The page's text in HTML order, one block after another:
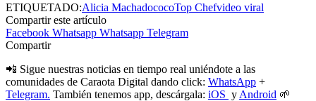
ETIQUETADO:Alicia MachadococoTop Chefvideo viral
Compartir este artículo
Facebook Whatsapp Whatsapp Telegram
Compartir
📲 Sigue nuestras noticias en tiempo real uniéndote a las
comunidades de Caraota Digital dando click: WhatsApp +
Telegram. También tenemos app, descárgala: iOS y Android 🌱